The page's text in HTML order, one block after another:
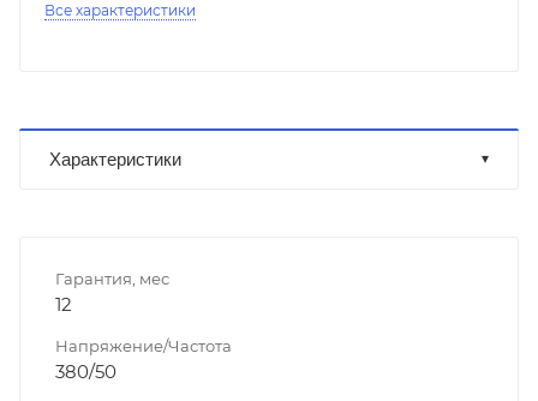
Все характеристики
Характеристики
Гарантия, мес
12
Напряжение/Частота
380/50